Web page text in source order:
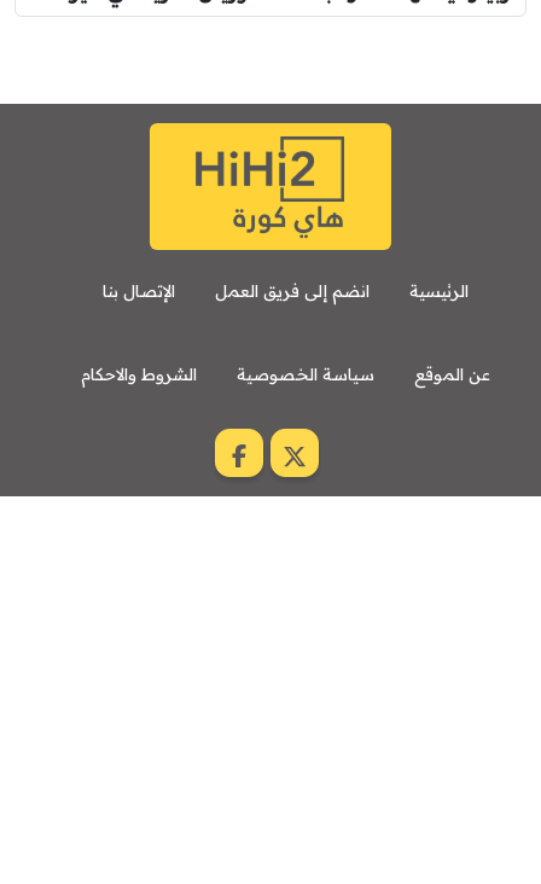
الرئيسية انضم إلى فريق العمل الإتصال بنا
عن الموقع سياسة الخصوصية الشروط والاحكام